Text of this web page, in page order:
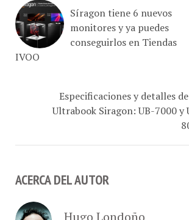
monitores y ya puedes
conseguirlos en Tiendas
IVOO
Ultrabook Siragon: UB-7000 y